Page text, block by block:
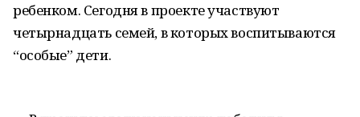
ребенком. Сегодня в проекте участвуют
четырнадцать семей, в которых воспитываются
“особые” дети.